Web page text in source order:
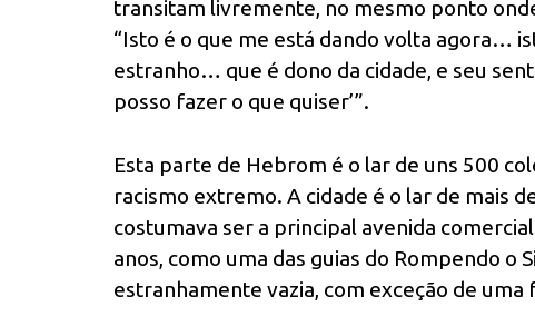
transitam livremente, no mesmo ponto
“Isto é o que me está dando volta agora…
estranho… que é dono da cidade, e seu
posso fazer o que quiser’”.
Esta parte de Hebrom é o lar de uns 500
racismo extremo. A cidade é o lar de mais
costumava ser a principal avenida
anos, como uma das guias do Rompendo o
estranhamente vazia, com exceção de